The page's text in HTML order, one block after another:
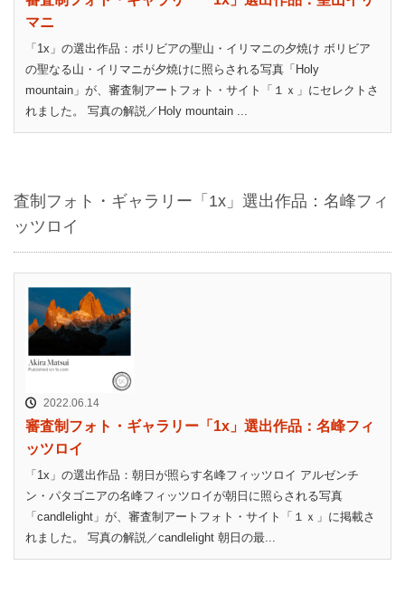
マニ
「1x」の選出作品：ボリビアの聖山・イリマニの夕焼け ボリビア
の聖なる山・イリマニが夕焼けに照らされる写真「Holy
mountain」が、審査制アートフォト・サイト「１ｘ」にセレクトさ
れました。 写真の解説／Holy mountain ...
査制フォト・ギャラリー「1x」選出作品：名峰フィ
ッツロイ
2022.06.14
審査制フォト・ギャラリー「1x」選出作品：名峰フィ
ッツロイ
「1x」の選出作品：朝日が照らす名峰フィッツロイ アルゼンチ
ン・パタゴニアの名峰フィッツロイが朝日に照らされる写真
「candlelight」が、審査制アートフォト・サイト「１ｘ」に掲載さ
れました。 写真の解説／candlelight 朝日の最...